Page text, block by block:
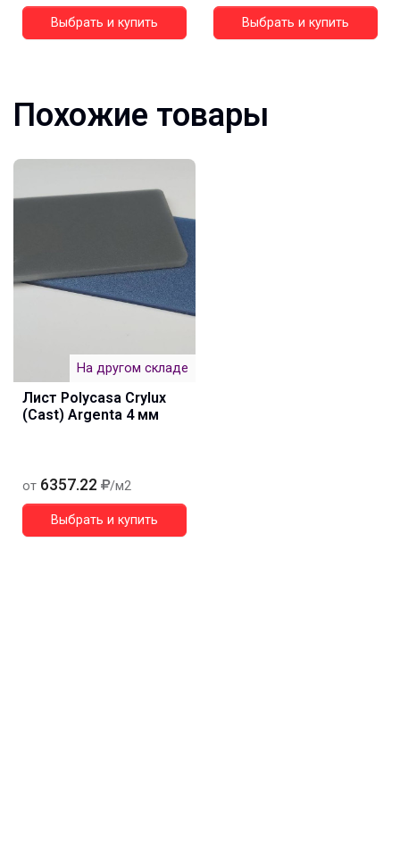
Выбрать и купить Выбрать и купить
Похожие товары
На другом складе
Лист Polycasa Crylux
(Cast) Argenta 4 мм
от 6357.22 /м2
Выбрать и купить